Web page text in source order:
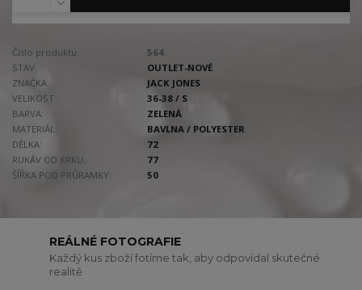
Číslo produktu:
564
STAV:
OUTLET-NOVÉ
ZNAČKA:
JACK JONES
VELIKOST :
36-38 / S
BARVA:
ZELENÁ
MATERIÁL:
BAVLNA / POLYESTER
DÉLKA:
72
RUKÁV OD KRKU:
77
ŠÍŘKA POD PRŮRAMKY:
50
REÁLNÉ FOTOGRAFIE
Každý kus zboží fotíme tak, aby odpovídal skutečné
realitě